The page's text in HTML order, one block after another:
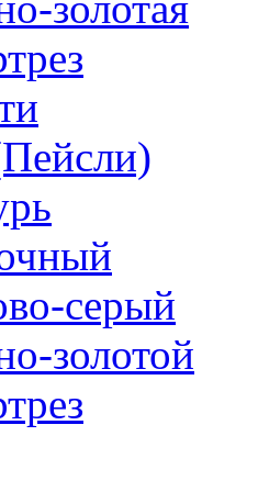
серый
золотой